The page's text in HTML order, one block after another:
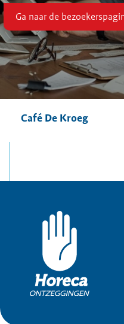
Ga naar de
Café De Kroeg